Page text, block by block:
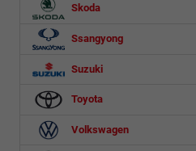
Skoda
Ssangyong
Suzuki
Toyota
Volkswagen